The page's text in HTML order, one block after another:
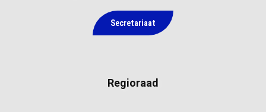
Secretariaat
Regioraad